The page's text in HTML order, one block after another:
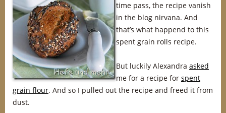
time pass, the recipe vanish
in the blog nirvana. And
that’s what happend to this
spent grain rolls recipe.
But luckily Alexandra asked
me for a recipe for spent
grain flour. And so I pulled out the recipe and freed it from
dust.